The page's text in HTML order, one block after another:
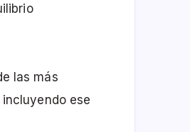
las más
ese